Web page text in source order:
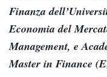
Finanza
Economia del
Management, e
Master in Finance